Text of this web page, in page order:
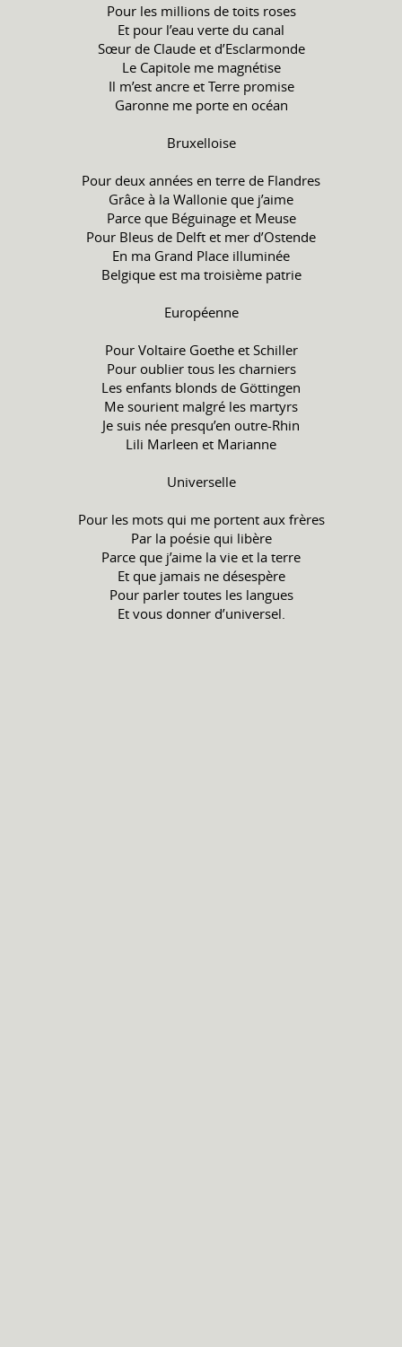
Pour les millions de toits roses
Et pour l’eau verte du canal
Sœur de Claude et d’Esclarmonde
Le Capitole me magnétise
Il m’est ancre et Terre promise
Garonne me porte en océan
Bruxelloise
Pour deux années en terre de Flandres
Grâce à la Wallonie que j’aime
Parce que Béguinage et Meuse
Pour Bleus de Delft et mer d’Ostende
En ma Grand Place illuminée
Belgique est ma troisième patrie
Européenne
Pour Voltaire Goethe et Schiller
Pour oublier tous les charniers
Les enfants blonds de Göttingen
Me sourient malgré les martyrs
Je suis née presqu’en outre-Rhin
Lili Marleen et Marianne
Universelle
Pour les mots qui me portent aux frères
Par la poésie qui libère
Parce que j’aime la vie et la terre
Et que jamais ne désespère
Pour parler toutes les langues
Et vous donner d’universel.